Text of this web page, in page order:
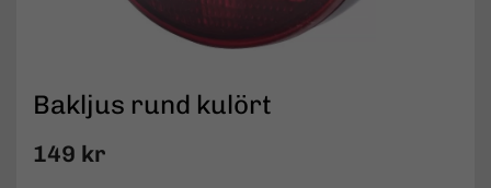
Bakljus rund kulört
149 kr